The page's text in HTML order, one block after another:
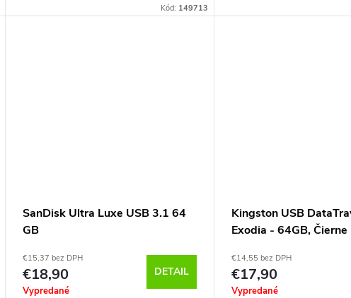
Kód: 149713
SanDisk Ultra Luxe USB 3.1 64
GB
€15,37 bez DPH
€18,90
Vypredané
DETAIL
Kingston USB
Exodia - 64GB, Čierne
€14,55 bez DPH
€17,90
Vypredané